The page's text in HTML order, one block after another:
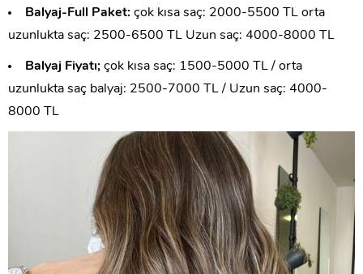
Balyaj-Full Paket: çok kısa saç: 2000-5500 TL orta
uzunlukta saç: 2500-6500 TL Uzun saç: 4000-8000 TL
Balyaj Fiyatı; çok kısa saç: 1500-5000 TL / orta
uzunlukta saç balyaj: 2500-7000 TL / Uzun saç: 4000-
8000 TL